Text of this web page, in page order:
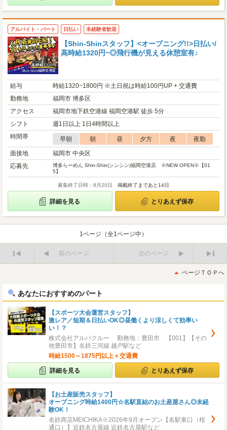
アルバイト・パート 日払い 未経験者歓迎
【Shin-Shinスタッフ】<オープニング!!>日払い/
高時給1320円~◎飛行機が見える休憩室有♪
給与
時給1320~1800円 ※土日祝は時給100円UP + 交通費
勤務地
福岡市 博多区
アクセス
福岡市地下鉄空港線 福岡空港駅 徒歩 5分
シフト
週1日以上 1日4時間以上
時間帯
早朝 朝 昼 夕方 夜
夜勤
面接地
福岡市 中央区
応募先
博多らーめん Shin-Shin(シンシン)福岡空港店 ※NEW OPEN※【01
5】
募集終了日時：8月20日 掲載終了まであと14日
詳細を見る とりあえず保存
1ページ（全1ページ中）
前のページ
次のページ
後
ページＴＯＰへ
あなたにおすすめのパート
【スポーツ大会運営スタッフ】
激レア／短期＆日払いOK◎昼働くより涼しくて効率い
い！？
株式会社アルバクルー 勤務地：豊田市 【001】【その
他豊田市】名鉄三河線 越戸駅など
時給1500～1875円以上＋交通費
詳細を見る とりあえず保存
【お土産販売スタッフ】
オープニング時給1400円☆名駅直結のお土産屋さん◎未経
験OK！
名鉄商店MEICHIKA※2026年9月オープン【名駅東口（桜
通口）】近鉄名古屋線 近鉄名古屋駅など